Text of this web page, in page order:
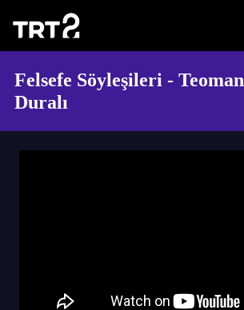
Felsefe Söyleşileri - Teoman
Duralı